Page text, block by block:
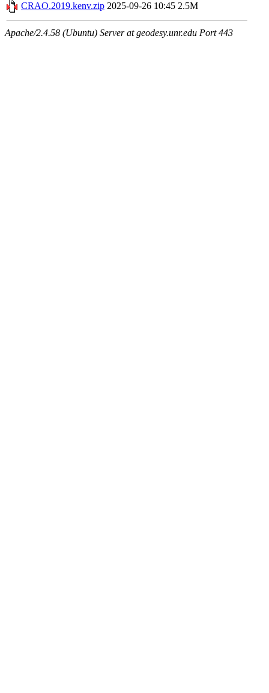
CRAO.2019.kenv.zip 2025-09-26 10:45 2.5M
Apache/2.4.58 (Ubuntu) Server at geodesy.unr.edu Port 443